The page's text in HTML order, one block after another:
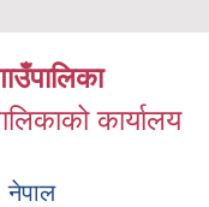
कार्यालय
नेपाल